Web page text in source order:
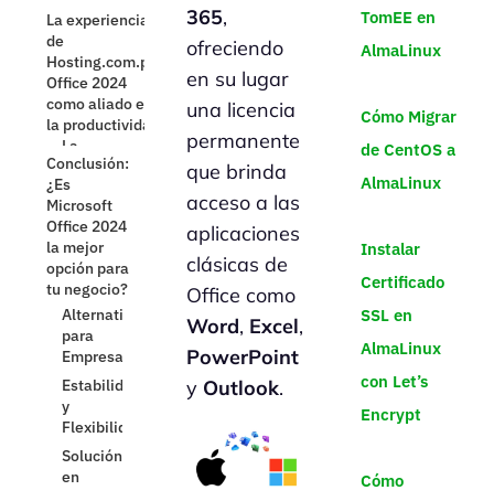
Microsoft
Office 2024
Alternativa
para
Empresas
Estabilidad
y
Flexibilidad
Solución
en
nuestras
Oficinas
Rentable
y
Confiable
para tu
Negocio
365,
ofreciendo
en su lugar
una licencia
permanente
que brinda
acceso a las
aplicaciones
clásicas de
Office como
Word, Excel,
PowerPoint
y Outlook.
TomEE en
AlmaLinux
Cómo Migrar
de CentOS a
AlmaLinux
Instalar
Certificado
SSL en
AlmaLinux
con Let’s
Encrypt
Cómo